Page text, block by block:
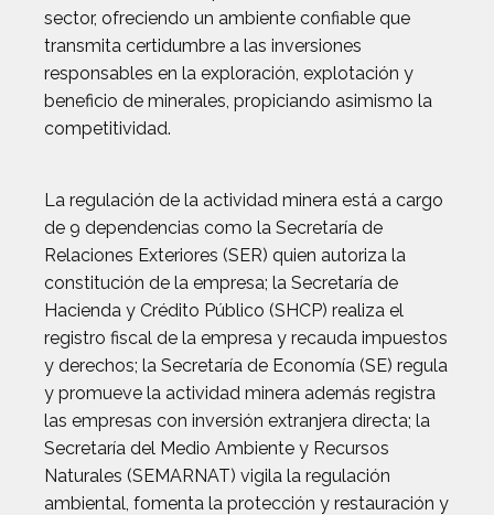
sector, ofreciendo un ambiente confiable que
transmita certidumbre a las inversiones
responsables en la exploración, explotación y
beneficio de minerales, propiciando asimismo la
competitividad.
La regulación de la actividad minera está a cargo
de 9 dependencias como la Secretaría de
Relaciones Exteriores (SER) quien autoriza la
constitución de la empresa; la Secretaría de
Hacienda y Crédito Público (SHCP) realiza el
registro fiscal de la empresa y recauda impuestos
y derechos; la Secretaría de Economía (SE) regula
y promueve la actividad minera además registra
las empresas con inversión extranjera directa; la
Secretaría del Medio Ambiente y Recursos
Naturales (SEMARNAT) vigila la regulación
ambiental, fomenta la protección y restauración y